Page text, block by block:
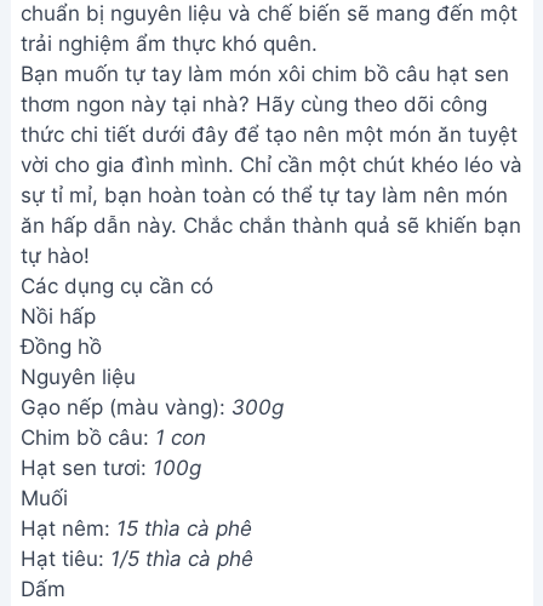
chuẩn bị nguyên liệu và chế biến sẽ mang đến một
trải nghiệm ẩm thực khó quên.
Bạn muốn tự tay làm món xôi chim bồ câu hạt sen
thơm ngon này tại nhà? Hãy cùng theo dõi công
thức chi tiết dưới đây để tạo nên một món ăn tuyệt
vời cho gia đình mình. Chỉ cần một chút khéo léo và
sự tỉ mỉ, bạn hoàn toàn có thể tự tay làm nên món
ăn hấp dẫn này. Chắc chắn thành quả sẽ khiến bạn
tự hào!
Các dụng cụ cần có
Nồi hấp
Đồng hồ
Nguyên liệu
Gạo nếp (màu vàng): 300g
Chim bồ câu: 1 con
Hạt sen tươi: 100g
Muối
Hạt nêm: 15 thìa cà phê
Hạt tiêu: 1/5 thìa cà phê
Dấm